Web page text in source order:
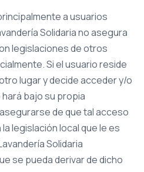
a usuarios
Solidaria no asegura
legislaciones de otros
Si el usuario reside
lugar y decide acceder y/o
bajo su propia
de que tal acceso
legislación local que le es
Solidaria
se pueda derivar de dicho